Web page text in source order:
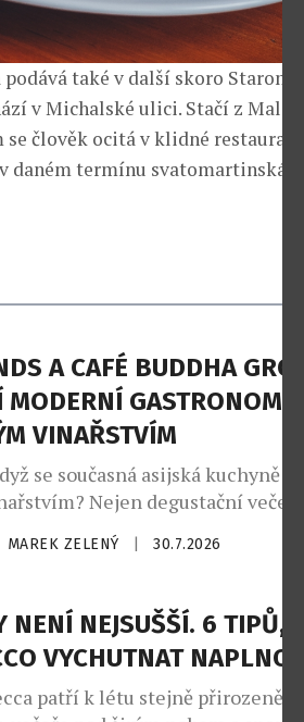
také v další skoro
v Michalské ulici. Stačí z Malého
člověk ocitá v klidné restauraci
daném termínu svatomartinská
A CAFÉ BUDDHA
MODERNÍ GASTRONOMII S
VINAŘSTVÍM
se současná asijská kuchyně
Nejen degustační večeře,
chutěmi i vinařskými regiony.
2026 sérii tří tematických
Dva z nich se uskuteční v
jeden v […]
MAREK ZELENÝ 30.7.2026
NENÍ NEJSUŠŠÍ. 6 TIPŮ,
VYCHUTNAT NAPLNO
patří k létu stejně přirozeně